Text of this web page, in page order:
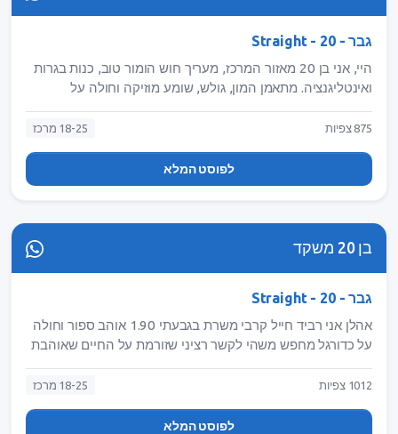
גבר - Straight - 20
היי, אני בן 20 מאזור המרכז, מעריך חוש הומור טוב, כנות בגרות
ואינטליגנציה. מתאמן המון, גולש, שומע מוזיקה וחולה על
גוף שרירי, שטני ועיניים ירוקות. מחפש מישהי בוגרת שכיף לדבר
ravak_6676
875 צפיות 18-25 מרכז
לפוסט המלא
בן 20 משקד
גבר - Straight - 20
⁣אהלן אני רביד חייל קרבי משרת בגבעתי 1.90 אוהב ספור וחולה
על כדורגל מחפש משהי לקשר רציני שזורמת על החיים שאוהבת
כאן: iamravidelizov18
1012 צפיות 18-25 מרכז
לפוסט המלא